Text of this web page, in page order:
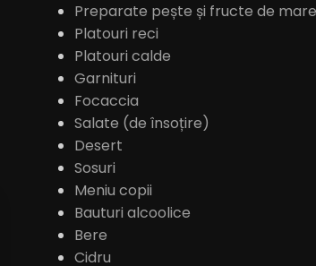
Preparate pește și fructe de mare
Platouri reci
Platouri calde
Garnituri
Focaccia
Salate (de însoțire)
Desert
Sosuri
Meniu copii
Bauturi alcoolice
Bere
Cidru